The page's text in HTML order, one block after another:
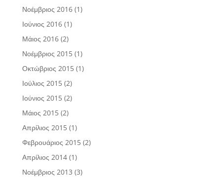
Νοέμβριος 2016(1)
Ιούνιος 2016(1)
Μάιος 2016(2)
Νοέμβριος 2015(1)
Οκτώβριος 2015(1)
Ιούλιος 2015(2)
Ιούνιος 2015(2)
Μάιος 2015(2)
Απρίλιος 2015(1)
Φεβρουάριος 2015(2)
Απρίλιος 2014(1)
Νοέμβριος 2013 (3)